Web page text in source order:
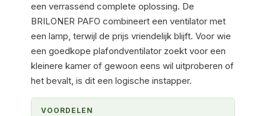
een verrassend complete oplossing. De
BRILONER PAFO combineert een ventilator met
een lamp, terwijl de prijs vriendelijk blijft. Voor wie
een goedkope plafondventilator zoekt voor een
kleinere kamer of gewoon eens wil uitproberen of
het bevalt, is dit een logische instapper.
VOORDELEN